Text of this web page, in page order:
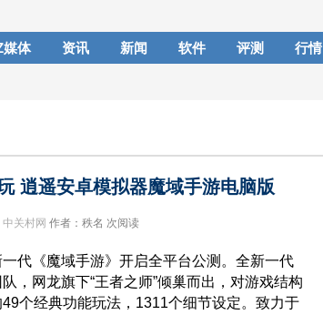
媒体 资讯 新闻 软件 评测 行情
逍遥安卓模拟器魔域手游电脑版
中关村网 作者：秩名 次阅读
《魔域手游》开启全平台公测。全新一代
，网龙旗下“王者之师”倾巢而出，对游戏结构
个经典功能玩法，1311个细节设定。致力于